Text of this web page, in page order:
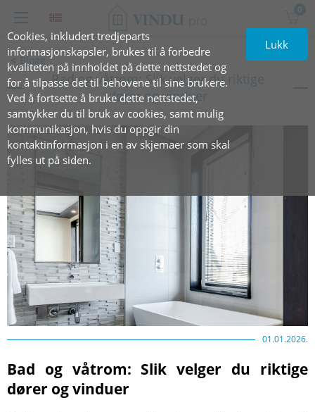
Cookies, inkludert tredjeparts
informasjonskapsler, brukes til å forbedre
kvaliteten på innholdet på dette nettstedet og
for å tilpasse det til behovene til sine brukere.
Ved å fortsette å bruke dette nettstedet,
samtykker du til bruk av cookies, samt mulig
kommunikasjon, hvis du oppgir din
kontaktinformasjon i en av skjemaer som skal
fylles ut på siden.
Lukk
0
Blogg
Bad og våtrom: Slik velger du riktige
dører og vinduer
01.01.2026.
Bad og våtrom: Slik velger du riktige
dører og vinduer